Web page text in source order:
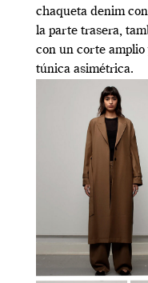
chaqueta denim
la parte trasera,
con un corte
túnica asimétrica.